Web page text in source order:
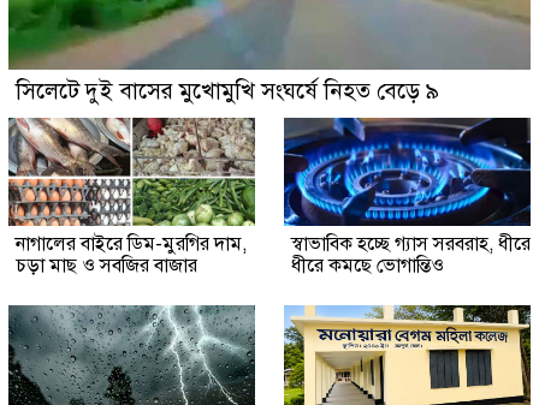
সিলেটে দুই বাসের মুখোমুখি সংঘর্ষে নিহত বেড়ে ৯
নাগালের বাইরে ডিম-মুরগির দাম,
চড়া মাছ ও সবজির বাজার
স্বাভাবিক হচ্ছে গ্যাস সরবরাহ, ধীরে
ধীরে কমছে ভোগান্তিও